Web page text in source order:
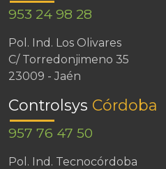
953 24 98 28
Pol. Ind. Los Olivares
C/ Torredonjimeno 35
23009 - Jaén
Controlsys Córdoba
957 76 47 50
Pol. Ind. Tecnocórdoba